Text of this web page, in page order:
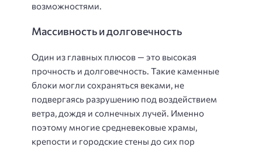
возможностями.
Массивность и долговечность
Один из главных плюсов — это высокая
прочность и долговечность. Такие каменные
блоки могли сохраняться веками, не
подвергаясь разрушению под воздействием
ветра, дождя и солнечных лучей. Именно
поэтому многие средневековые храмы,
крепости и городские стены до сих пор